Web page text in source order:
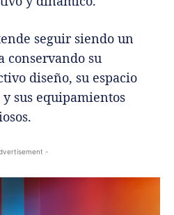
seguir siendo un
conservando su
diseño, su espacio
sus equipamientos
-